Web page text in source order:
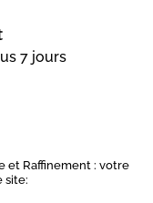
7 jours
et Raffinement : votre
site: